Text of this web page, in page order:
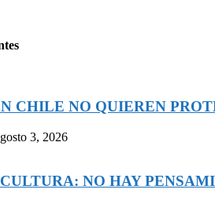
CHILE NO QUIEREN
3, 2026
NO HAY